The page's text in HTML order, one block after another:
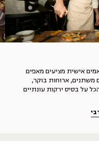
אישית מציעים מאפים
משתנים, ארוחות בוקר,
על בסיס ירקות עונתיים